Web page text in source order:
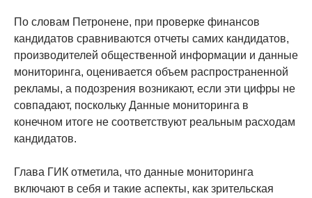
По словам Петронене, при проверке финансов
кандидатов сравниваются отчеты самих кандидатов,
производителей общественной информации и данные
мониторинга, оценивается объем распространенной
рекламы, а подозрения возникают, если эти цифры не
совпадают, поскольку Данные мониторинга в
конечном итоге не соответствуют реальным расходам
кандидатов.
Глава ГИК отметила, что данные мониторинга
включают в себя и такие аспекты, как зрительская